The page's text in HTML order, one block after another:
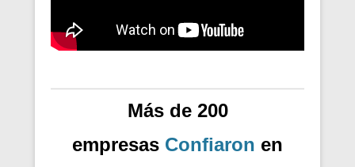
Más de 200
empresas Confiaron en